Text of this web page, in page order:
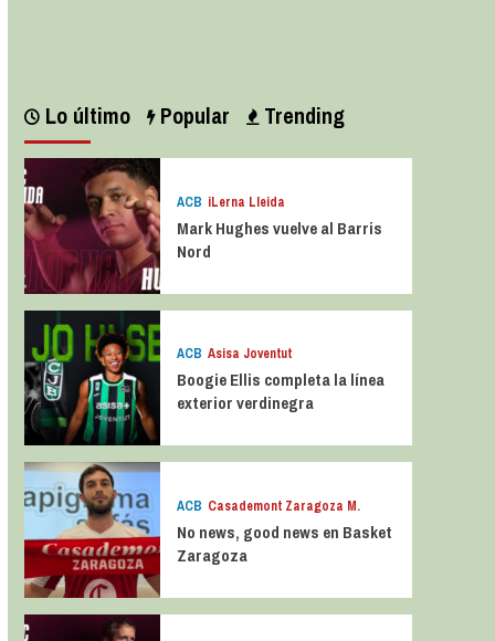
Lo último Popular Trending
ACB iLerna Lleida
Mark Hughes vuelve al Barris
Nord
ACB Asisa Joventut
Boogie Ellis completa la línea
exterior verdinegra
ACB Casademont Zaragoza M.
No news, good news en Basket
Zaragoza